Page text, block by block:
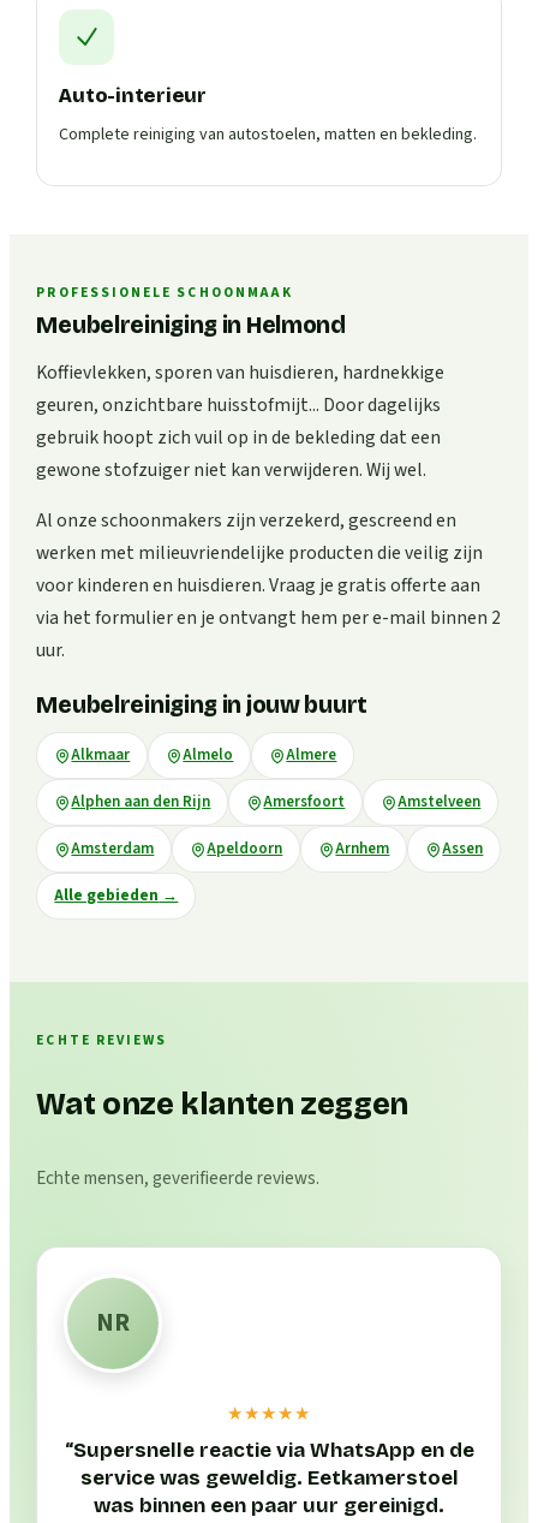
Auto-interieur
Complete reiniging van autostoelen, matten en bekleding.
PROFESSIONELE SCHOONMAAK
Meubelreiniging in Helmond
Koffievlekken, sporen van huisdieren, hardnekkige
geuren, onzichtbare huisstofmijt... Door dagelijks
gebruik hoopt zich vuil op in de bekleding dat een
gewone stofzuiger niet kan verwijderen. Wij wel.
Al onze schoonmakers zijn verzekerd, gescreend en
werken met milieuvriendelijke producten die veilig zijn
voor kinderen en huisdieren. Vraag je gratis offerte aan
via het formulier en je ontvangt hem per e-mail binnen 2
uur.
Meubelreiniging in jouw buurt
Alkmaar Almelo Almere
Alphen aan den Rijn Amersfoort Amstelveen
Amsterdam Apeldoorn Arnhem Assen
Alle gebieden →
ECHTE REVIEWS
Wat onze klanten zeggen
Echte mensen, geverifieerde reviews.
NR
★★★★★
“Supersnelle reactie via WhatsApp en de
service was geweldig. Eetkamerstoel
was binnen een paar uur gereinigd.